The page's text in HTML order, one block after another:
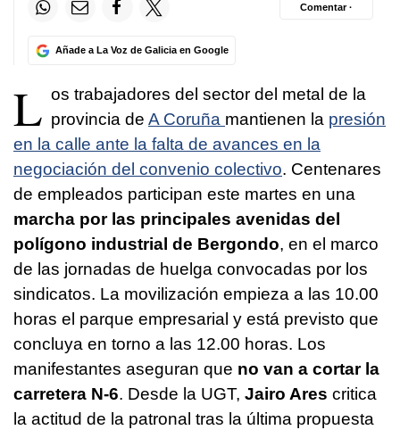
Añade a La Voz de Galicia en Google
Comentar ·
L os trabajadores del sector del metal de la
provincia de A Coruña mantienen la presión
en la calle ante la falta de avances en la
negociación del convenio colectivo. Centenares
de empleados participan este martes en una
marcha por las principales avenidas del
polígono industrial de Bergondo, en el marco
de las jornadas de huelga convocadas por los
sindicatos. La movilización empieza a las 10.00
horas el parque empresarial y está previsto que
concluya en torno a las 12.00 horas. Los
manifestantes aseguran que no van a cortar la
carretera N-6. Desde la UGT, Jairo Ares critica
la actitud de la patronal tras la última propuesta